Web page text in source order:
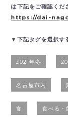
は下記をご確認くだ
https://dai-
▼下記タグを選択す
2021年冬
名古屋市内
食 食べる・